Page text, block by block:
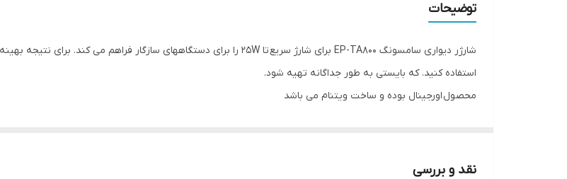
توضیحات
استفاده کنید. که بایستی به طور جداگانه تهیه شود.
محصول اورجینال بوده و ساخت ویتنام می باشد
نقد و بررسی